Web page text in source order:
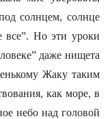
солнцем, солнце
все”. Но эти уроки
даже нищета
Жаку таким
как море, в
небо над головой